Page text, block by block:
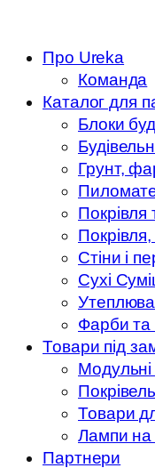
Про Ureka
Команда
Каталог для
Блоки
Грунт,
Покрівля
Покрівля,
Стіни і
Сухі
Фарби та
Товари під
Товари
Лампи на
Партнери